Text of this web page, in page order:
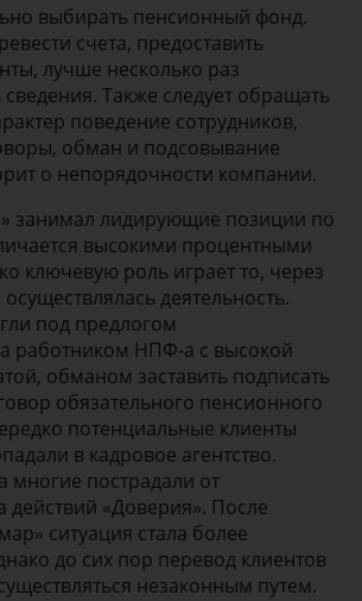
выбирать пенсионный фонд.
счета, предоставить
лучше несколько раз
Также следует обращать
поведение сотрудников,
обман и подсовывание
о непорядочности компании.
занимал лидирующие позиции по
высокими процентными
ключевую роль играет то, через
деятельность.
под предлогом
работником НПФ-а с высокой
обманом заставить подписать
обязательного пенсионного
потенциальные клиенты
в кадровое агентство.
многие пострадали от
«Доверия». После
ситуация стала более
до сих пор перевод клиентов
незаконным путем.